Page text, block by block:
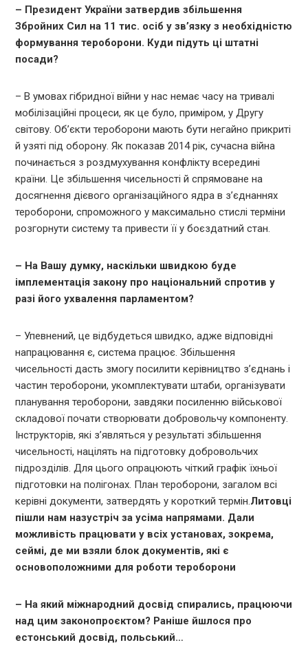
– Президент України затвердив збільшення
Збройних Сил на 11 тис. осіб у зв’язку з необхідністю
формування тероборони. Куди підуть ці штатні
посади?
– В умовах гібридної війни у нас немає часу на тривалі
мобілізаційні процеси, як це було, приміром, у Другу
світову. Об’єкти тероборони мають бути негайно прикриті
й узяті під оборону. Як показав 2014 рік, сучасна війна
починається з роздмухування конфлікту всередині
країни. Це збільшення чисельності й спрямоване на
досягнення дієвого організаційного ядра в з’єднаннях
тероборони, спроможного у максимально стислі терміни
розгорнути систему та привести її у боєздатний стан.
– На Вашу думку, наскільки швидкою буде
імплементація закону про національний спротив у
разі його ухвалення парламентом?
– Упевнений, це відбудеться швидко, адже відповідні
напрацювання є, система працює. Збільшення
чисельності дасть змогу посилити керівництво з’єднань і
частин тероборони, укомплектувати штаби, організувати
планування тероборони, завдяки посиленню військової
складової почати створювати добровольчу компоненту.
Інструкторів, які з’являться у результаті збільшення
чисельності, націлять на підготовку добровольчих
підрозділів. Для цього опрацюють чіткий графік їхньої
підготовки на полігонах. План тероборони, загалом всі
керівні документи, затвердять у короткий термін.Литовці
пішли нам назустріч за усіма напрямами. Дали
можливість працювати у всіх установах, зокрема,
сеймі, де ми взяли блок документів, які є
основоположними для роботи тероборони
– На який міжнародний досвід спирались, працюючи
над цим законопроєктом? Раніше йшлося про
естонський досвід, польський…